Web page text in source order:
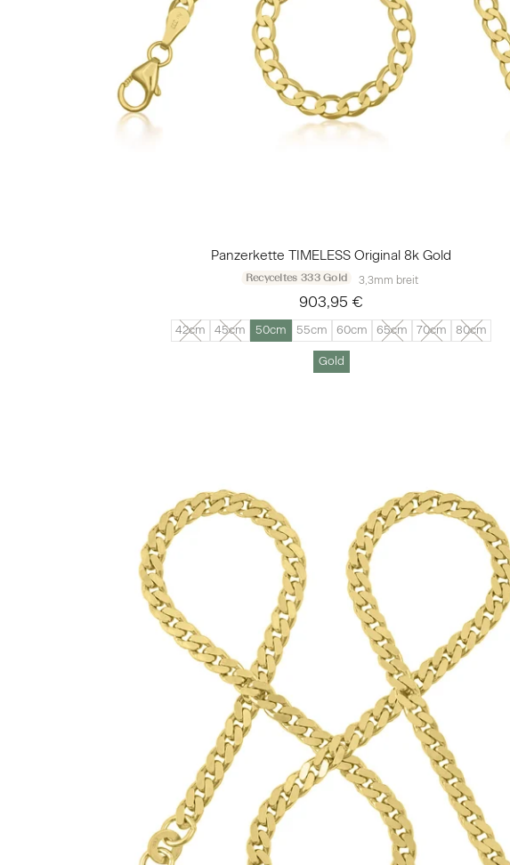
Panzerkette TIMELESS Original 8k Gold
Recyceltes 333 Gold 3,3mm breit
903,95 €
42cm 45cm 50cm 55cm 60cm 65cm 70cm 80cm
Gold